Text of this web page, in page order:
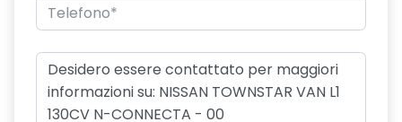
Sistema di chiamata d'emergenza
Specchietti retrovisori colorati
Specchietti retrovisori elettrici e riscaldabili